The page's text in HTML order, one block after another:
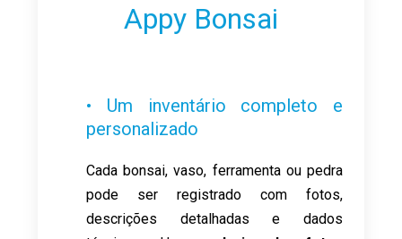
Appy Bonsai
• Um inventário completo e
personalizado
Cada bonsai, vaso, ferramenta ou pedra
pode ser registrado com fotos,
descrições detalhadas e dados